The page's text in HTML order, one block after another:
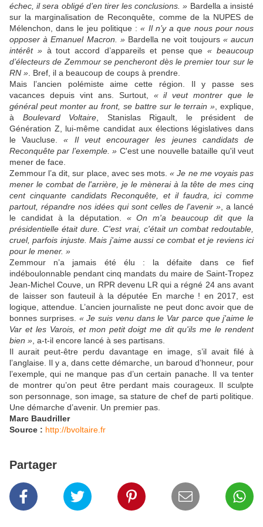
échec, il sera obligé d’en tirer les conclusions. » Bardella a insisté
sur la marginalisation de Reconquête, comme de la NUPES de
Mélenchon, dans le jeu politique :« Il n’y a que nous pour nous
opposer à Emanuel Macron. »Bardella ne voit toujours « aucun
intérêt »à tout accord d’appareils et pense que« beaucoup
d’électeurs de Zemmour se pencheront dès le premier tour sur le
RN » . Bref, il a beaucoup de coups à prendre.
Mais l’ancien polémiste aime cette région. Il y passe ses
vacances depuis vint ans. Surtout, « il veut montrer que le
général peut monter au front, se battre sur le terrain » , explique,
à Boulevard Voltaire , Stanislas Rigault, le président de
Génération Z, lui-même candidat aux élections législatives dans
le Vaucluse.« Il veut encourager les jeunes candidats de
Reconquête par l’exemple. » C'est une nouvelle bataille qu'il veut
mener de face.
Zemmour l’a dit, sur place, avec ses mots.« Je ne me voyais pas
mener le combat de l'arrière, je le mènerai à la tête de mes cinq
cent cinquante candidats Reconquête, et il faudra, ici comme
partout, répandre nos idées qui sont celles de l'avenir » , a lancé
le candidat à la députation. « On m'a beaucoup dit que la
présidentielle était dure. C'est vrai, c'était un combat redoutable,
cruel, parfois injuste. Mais j'aime aussi ce combat et je reviens ici
pour le mener. »
Zemmour n’a jamais été élu : la défaite dans ce fief
indéboulonnable pendant cinq mandats du maire de Saint-Tropez
Jean-Michel Couve, un RPR devenu LR qui a régné 24 ans avant
de laisser son fauteuil à la députée En marche ! en 2017, est
logique, attendue. L’ancien journaliste ne peut donc avoir que de
bonnes surprises. « Je suis venu dans le Var parce que j'aime le
Var et les Varois, et mon petit doigt me dit qu'ils me le rendent
bien » , a-t-il encore lancé à ses partisans.
Il aurait peut-être perdu davantage en image, s’il avait filé à
l’anglaise. Il y a, dans cette démarche, un baroud d’honneur, pour
l’exemple, qui ne manque pas d’un certain panache. Il va tenter
de montrer qu’on peut être perdant mais courageux. Il sculpte
son personnage, son image, sa stature de chef de parti politique.
Une démarche d’avenir. Un premier pas.
Marc Baudriller
Source : http://bvoltaire.fr
Partager